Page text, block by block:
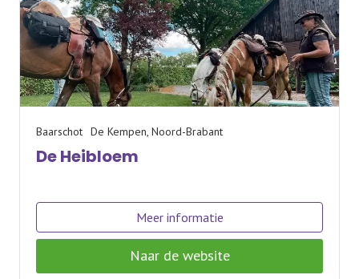
Baarschot De Kempen, Noord-Brabant
De Heibloem
Meer informatie
Naar de website